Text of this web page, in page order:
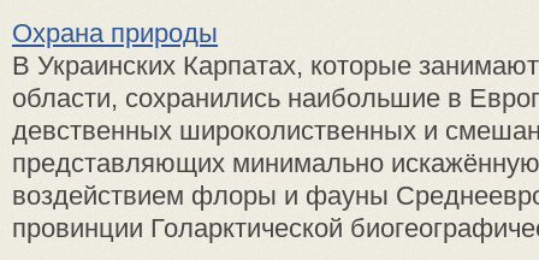
Охрана природы
В Украинских Карпатах, которые
области, сохранились наибольшие в
девственных широколиственных и
представляющих минимально
воздействием флоры и фауны
провинции Голарктической